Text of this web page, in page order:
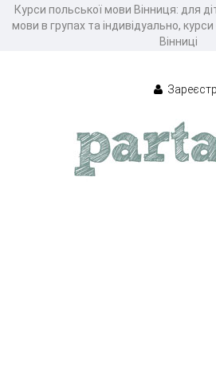
Курси польської мови Вінниця: для
мови в групах та індивідуально,
Вінниці